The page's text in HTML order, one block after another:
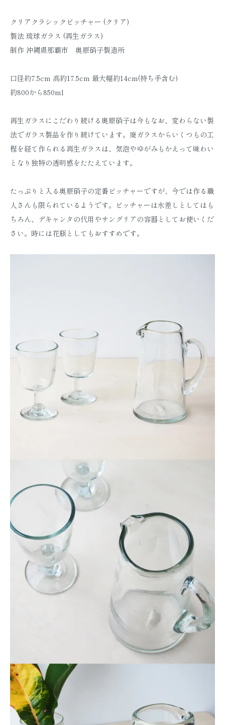
クリアクラシックピッチャー (クリア)
製法 琉球ガラス (再生ガラス)
制作 沖縄県那覇市 奥原硝子製造所
口径約7.5cm 高約17.5cm 最大幅約14cm(持ち手含む)
約800から850ml
再生ガラスにこだわり続ける奥原硝子は今もなお、変わらない製
法でガラス製品を作り続けています。廃ガラスからいくつもの工
程を経て作られる再生ガラスは、気泡やゆがみもかえって味わい
となり独特の透明感をたたえています。
たっぷりと入る奥原硝子の定番ピッチャーですが、今では作る職
人さんも限られているようです。ピッチャーは水差しとしてはも
ちろん、デキャンタの代用やサングリアの容器としてお使いくだ
さい。時には花瓶としてもおすすめです。